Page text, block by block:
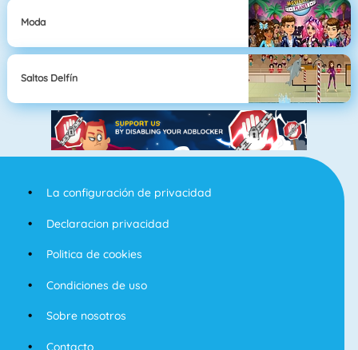
Moda
Saltos Delfín
La configuración de privacidad
Declaracion privacidad
Politica de cookies
Condiciones de uso
Sobre nosotros
Contacto